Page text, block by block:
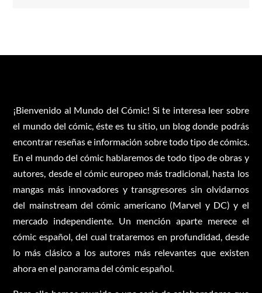
¡Bienvenido al Mundo del Cómic! Si te interesa leer sobre
el mundo del cómic, éste es tu sitio, un blog donde podrás
encontrar reseñas e información sobre todo tipo de cómics.
En el mundo del cómic hablaremos de todo tipo de obras y
autores, desde el cómic europeo más tradicional, hasta los
mangas más innovadores y transgresores sin olvidarnos
del mainstream del cómic americano (Marvel y DC) y el
mercado independiente. Un mención aparte merece el
cómic español, del cual trataremos en profundidad, desde
lo más clásico a los autores más relevantes que existen
ahora en el panorama del cómic español.